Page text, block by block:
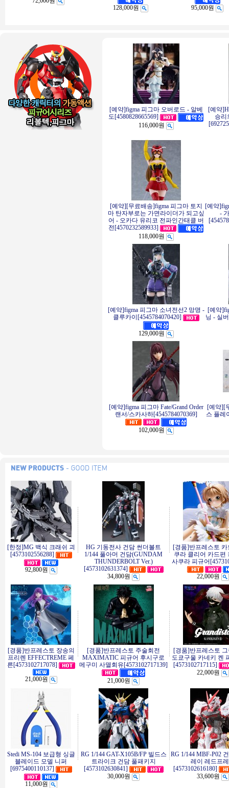
128,000원 95,000원
[예약]figma 피그마 오버로드 - 알베
도[4580828665569]
116,000원
[예약
승리
[예약][무료배송]figma 피그마 토지
마 탄자부로는 가면라이더가 되고싶
어 - 오카다 유리코 전파인간태클 버
전[4570232589933]
118,000원
[예약
-
[예약]figma 피그마 소녀전선2 망명 -
클루카이[4545784070420]
129,000원
[예약
닝 - 실
[예약]figma 피그마 Fate/Grand Order
랜서/스카사하[4545784070369]
102,000원
[예약][
스 플레
[한정]MG 백식 크래쉬 괴
[4573102556288]
92,800원
HG 기동전사 건담 썬더볼트
1/144 풀아머 건담(GUNDAM
THUNDERBOLT Ver.)
[4573102631374]
34,800원
[경품]반프레스토 카
쿠라 클리어 카드편
사쿠라 피규어
22,000원
[경품]반프레스토 장송의
프리렌 EFFECTREME 페
른[4573102717078]
21,000원
[경품]반프레스토 주술회전
MAXIMATIC 피규어 후시구로
메구미 사멸회유[4573102717139]
21,000원
[경품]반프레스토
도쿄구울 카네키 켄
[4573102717115]
22,000원
Stedi MS-104 보급형 싱글
블레이드 모델 니퍼
[6975400110137]
11,000원
RG 1/144 GAT-X105B/FP 빌드스
트라이크 건담 풀패키지
[4573102630841]
30,000원
RG 1/144 MBF-P02
레이 레드프
[4573102616180]
33,600원